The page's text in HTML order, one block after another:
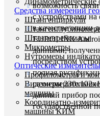
Средства измерений
Штангенциркули
Штангенрейсмасы
Микрометры
Нутромеры
Оптические
Профилометры и
машины
Координатно-
машины КИМ
возможность
с устройствами
в качестве опции
EUROLINK
данными,
посредством
полная
размеры
данный прибор
государственной